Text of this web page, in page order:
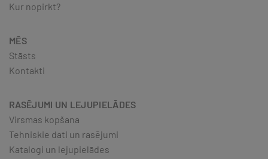
Kur nopirkt?
MĒS
Stāsts
Kontakti
RASĒJUMI UN LEJUPIELĀDES
Virsmas kopšana
Tehniskie dati un rasējumi
Katalogi un lejupielādes